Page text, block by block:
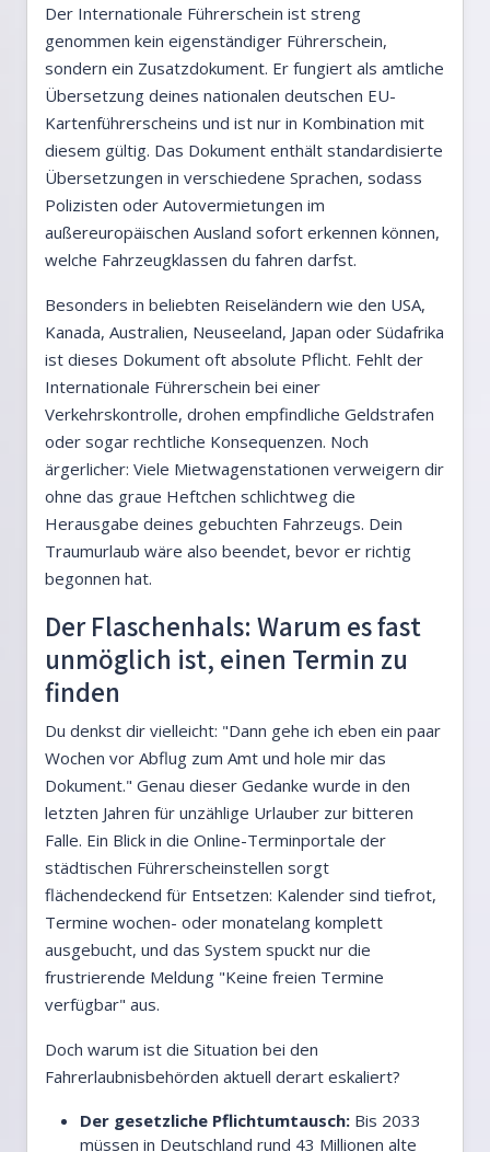
Der Internationale Führerschein ist streng
genommen kein eigenständiger Führerschein,
sondern ein Zusatzdokument. Er fungiert als amtliche
Übersetzung deines nationalen deutschen EU-
Kartenführerscheins und ist nur in Kombination mit
diesem gültig. Das Dokument enthält standardisierte
Übersetzungen in verschiedene Sprachen, sodass
Polizisten oder Autovermietungen im
außereuropäischen Ausland sofort erkennen können,
welche Fahrzeugklassen du fahren darfst.
Besonders in beliebten Reiseländern wie den USA,
Kanada, Australien, Neuseeland, Japan oder Südafrika
ist dieses Dokument oft absolute Pflicht. Fehlt der
Internationale Führerschein bei einer
Verkehrskontrolle, drohen empfindliche Geldstrafen
oder sogar rechtliche Konsequenzen. Noch
ärgerlicher: Viele Mietwagenstationen verweigern dir
ohne das graue Heftchen schlichtweg die
Herausgabe deines gebuchten Fahrzeugs. Dein
Traumurlaub wäre also beendet, bevor er richtig
begonnen hat.
Der Flaschenhals: Warum es fast
unmöglich ist, einen Termin zu
finden
Du denkst dir vielleicht: "Dann gehe ich eben ein paar
Wochen vor Abflug zum Amt und hole mir das
Dokument." Genau dieser Gedanke wurde in den
letzten Jahren für unzählige Urlauber zur bitteren
Falle. Ein Blick in die Online-Terminportale der
städtischen Führerscheinstellen sorgt
flächendeckend für Entsetzen: Kalender sind tiefrot,
Termine wochen- oder monatelang komplett
ausgebucht, und das System spuckt nur die
frustrierende Meldung "Keine freien Termine
verfügbar" aus.
Doch warum ist die Situation bei den
Fahrerlaubnisbehörden aktuell derart eskaliert?
Der gesetzliche Pflichtumtausch: Bis 2033
müssen in Deutschland rund 43 Millionen alte